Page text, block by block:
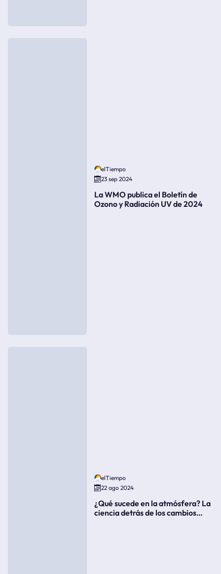
elTiempo
23 sep 2024
La WMO publica el Boletín de
Ozono y Radiación UV de 2024
elTiempo
22 ago 2024
¿Qué sucede en la atmósfera? La
ciencia detrás de los cambios